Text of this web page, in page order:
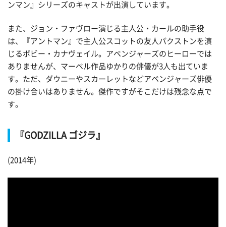
ンマン』シリーズのキャストが出演しています。
また、ジョン・ファヴロー演じる主人公・カールの助手役
は、『アントマン』で主人公スコットの友人パクストンを演
じるボビー・カナヴェイル。アベンジャーズのヒーローでは
ありませんが、マーベル作品ゆかりの俳優が3人も出ていま
す。ただ、ダウニーやスカーレットなどアベンジャーズ俳優
の掛け合いはありません。傑作ですがそこだけは残念な点で
す。
『GODZILLA ゴジラ』
(2014年)